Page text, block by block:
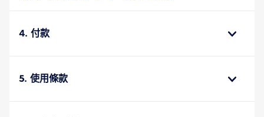
4. 付款
5. 使用條款